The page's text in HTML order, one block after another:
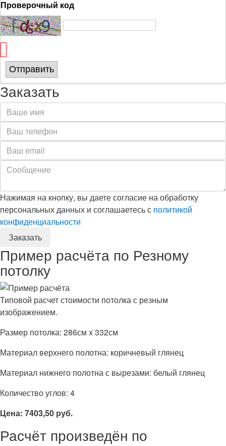
Проверочный код
Отправить
Заказать
Нажимая на кнопку, вы даете согласие на обработку
персональных данных и соглашаетесь с политикой
конфиденциальности
Пример расчёта по Резному
потолку
Типовой расчет стоимости потолка с резным
изображением.
Размер потолка: 286см x 332см
Материал верхнего полотна: коричневый глянец
Материал нижнего полотна с вырезами: белый глянец
Количество углов: 4
Цена: 7403,50 руб.
Расчёт произведён по